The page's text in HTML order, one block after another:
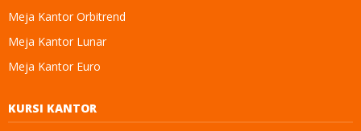
Meja Kantor Orbitrend
Meja Kantor Lunar
Meja Kantor Euro
KURSI KANTOR